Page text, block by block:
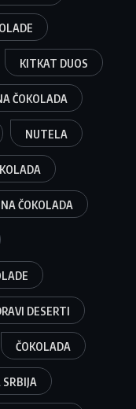
KITKAT DUOS
ČOKOLADA
NUTELA
ČOKOLADA
DESERTI
ČOKOLADA